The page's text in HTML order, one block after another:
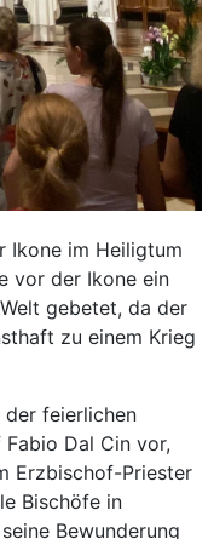
Ikone im Heiligtum
vor der Ikone ein
gebetet, da der
zu einem Krieg
der feierlichen
Dal Cin vor,
Erzbischof-Priester
Bischöfe in
Bewunderung